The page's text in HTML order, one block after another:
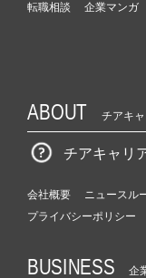
転職相談
企業マンガ
ABOUT チアキ
チアキャリ
会社概要 ニュースル
プライバシーポリシー
BUSINESS 企